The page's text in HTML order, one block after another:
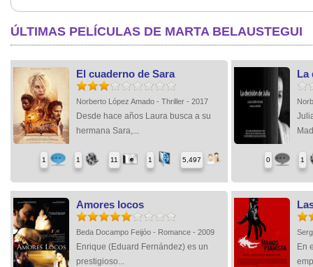
ÚLTIMAS PELÍCULAS DE MARTA BELAUSTEGUI
El cuaderno de Sara
Norberto López Amado - Thriller - 2017
Desde hace años Laura busca a su
hermana Sara,...
1 1 11 1 5,497
La
0 1
Amores locos
Beda Docampo Feijóo - Romance - 2009
Enrique (Eduard Fernández) es un
prestigioso...
En